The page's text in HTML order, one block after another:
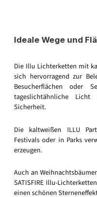
Ideale Wege und
Die Illu Lichterketten mit
sich hervorragend zur
Besucherflächen oder
tageslichtähnliche
Sicherheit.
Die kaltweißen ILLU
Festivals oder in Parks
erzeugen.
Auch an
SATISFIRE Illu-
einen schönen